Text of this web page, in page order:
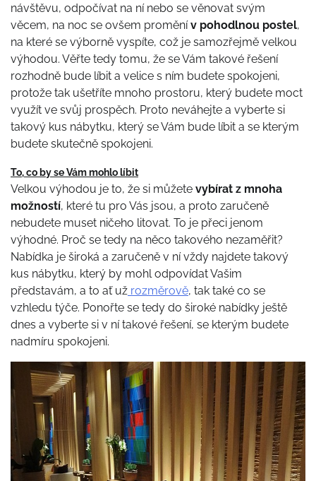
návštěvu, odpočívat na ní nebo se věnovat svým
věcem, na noc se ovšem proměnív pohodlnou postel,
na které se výborně vyspíte, což je samozřejmě velkou
výhodou. Věřte tedy tomu, že se Vám takové řešení
rozhodně bude líbit a velice s ním budete spokojeni,
protože tak ušetříte mnoho prostoru, který budete moct
využít ve svůj prospěch. Proto neváhejte a vyberte si
takový kus nábytku, který se Vám bude líbit a se kterým
budete skutečně spokojeni.
To, co by se Vám mohlo líbit
Velkou výhodou je to, že si můžete vybírat z mnoha
možností, které tu pro Vás jsou, a proto zaručeně
nebudete muset ničeho litovat. To je přeci jenom
výhodné. Proč se tedy na něco takového nezaměřit?
Nabídka je široká a zaručeně v ní vždy najdete takový
kus nábytku, který by mohl odpovídat Vašim
představám, a to ať už rozměrově, tak také co se
vzhledu týče. Ponořte se tedy do široké nabídky ještě
dnes a vyberte si v ní takové řešení, se kterým budete
nadmíru spokojeni.